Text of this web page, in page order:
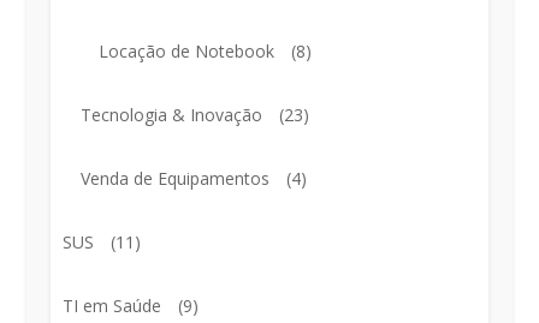
Locação de Notebook (8)
Tecnologia & Inovação (23)
Venda de Equipamentos (4)
SUS (11)
TI em Saúde (9)